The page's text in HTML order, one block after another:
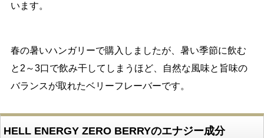
います。
春の暑いハンガリーで購入しましたが、暑い季節に飲む
と2～3口で飲み干してしまうほど、自然な風味と旨味の
バランスが取れたベリーフレーバーです。
HELL ENERGY ZERO BERRYのエナジー成分